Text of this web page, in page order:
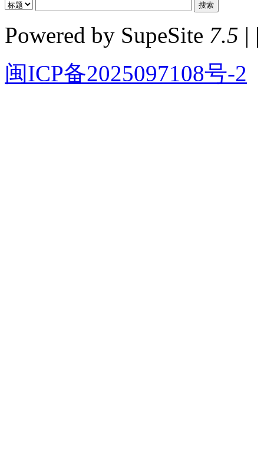
Powered by SupeSite 7.5 | |
闽ICP备2025097108号-2